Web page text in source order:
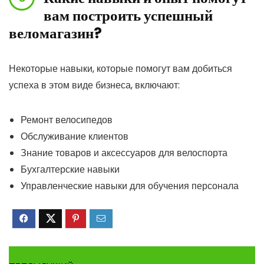
вам построить успешный
веломагазин?
Некоторые навыки, которые помогут вам добиться
успеха в этом виде бизнеса, включают:
Ремонт велосипедов
Обслуживание клиентов
Знание товаров и аксессуаров для велоспорта
Бухгалтерские навыки
Управленческие навыки для обучения персонала